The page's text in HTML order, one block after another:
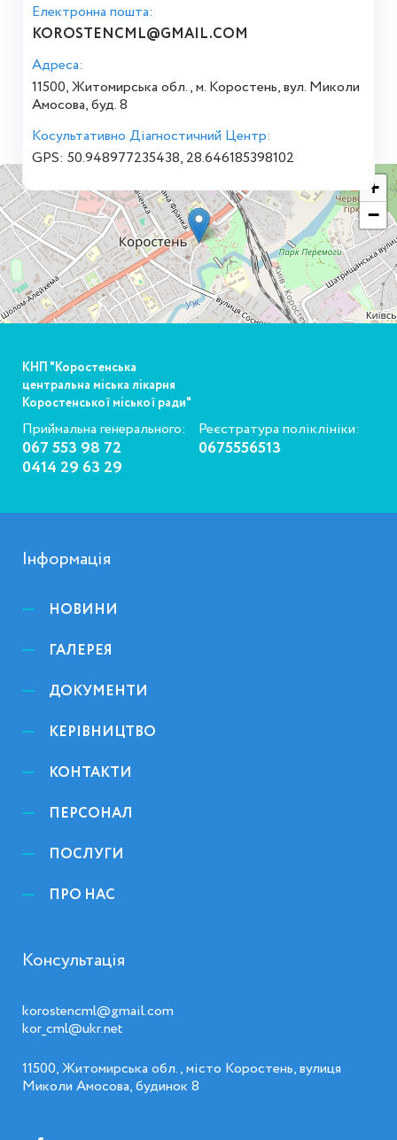
Електронна пошта:
KOROSTENCML@GMAIL.COM
Адреса:
11500, Житомирська обл., м. Коростень, вул. Миколи
Амосова, буд. 8
Косультативно Діагностичний Центр:
GPS: 50.948977235438, 28.646185398102
+
−
КНП "Коростенська
центральна міська лікарня
Коростенської міської ради"
Приймальна генерального:
067 553 98 72
0414 29 63 29
Реєстратура поліклініки:
0675556513
Інформація
НОВИНИ
ГАЛЕРЕЯ
ДОКУМЕНТИ
КЕРІВНИЦТВО
КОНТАКТИ
ПЕРСОНАЛ
ПОСЛУГИ
ПРО НАС
Консультація
korostencml@gmail.com
kor_cml@ukr.net
11500, Житомирська обл., місто Коростень, вулиця
Миколи Амосова, будинок 8